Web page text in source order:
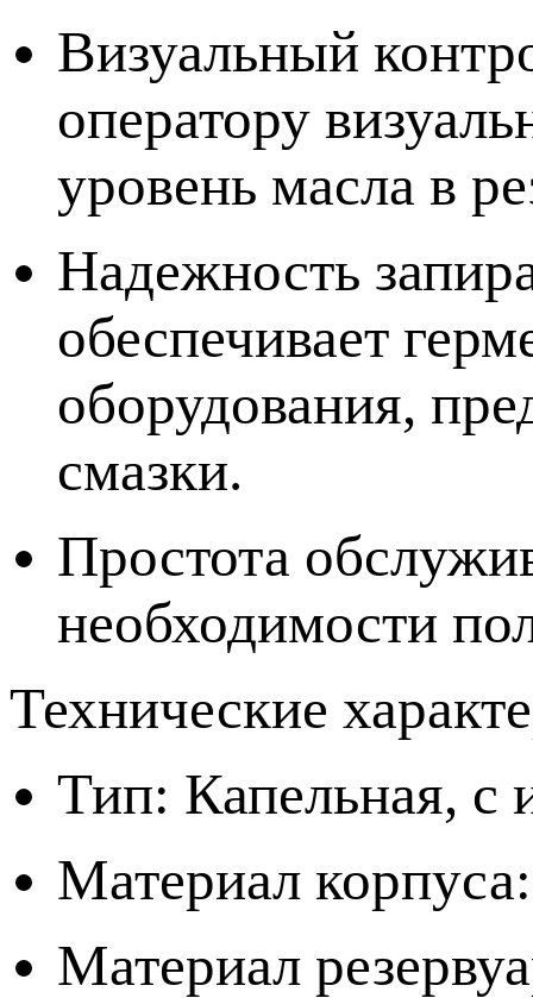
Визуальный
оператору
уровень масла в
Надежность
обеспечивает
оборудования,
смазки.
Простота
необходимости
Технические
Тип: Капельная, с
Материал
Материал